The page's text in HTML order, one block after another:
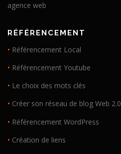
agence web
RÉFÉRENCEMENT
• Référencement Local
• Référencement Youtube
• Le choix des mots clés
• Créer son réseau de blog Web 2.0
• Référencement WordPress
• Création de liens